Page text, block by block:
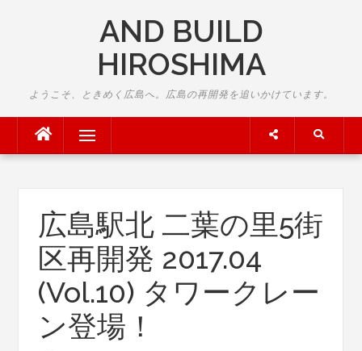
AND BUILD
HIROSHIMA
ようこそ、ときめく広島へ。広島の再開発を追いかけています。
Menu
広島駅北 二葉の里5街
区再開発 2017.04
(Vol.10) タワークレー
ン登場！